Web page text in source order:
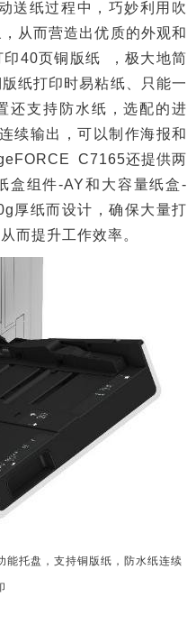
送纸过程中，巧妙利用吹
从而营造出优质的外观和
40页铜版纸 ，极大地简
纸打印时易粘纸、只能一
还支持防水纸，选配的进
续输出，可以制作海报和
C7165还提供两
盒组件-AY和大容量纸盒-
厚纸而设计，确保大量打
而提升工作效率。
托盘，支持铜版纸，防水纸连续